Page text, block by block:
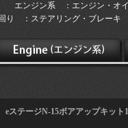
ンジン系 ：エンジン・オイ
：ステアリング・ブレーキ
eステージN-15ボアアップキット